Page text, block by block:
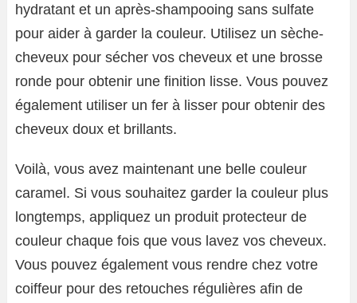
hydratant et un après-shampooing sans sulfate
pour aider à garder la couleur. Utilisez un sèche-
cheveux pour sécher vos cheveux et une brosse
ronde pour obtenir une finition lisse. Vous pouvez
également utiliser un fer à lisser pour obtenir des
cheveux doux et brillants.
Voilà, vous avez maintenant une belle couleur
caramel. Si vous souhaitez garder la couleur plus
longtemps, appliquez un produit protecteur de
couleur chaque fois que vous lavez vos cheveux.
Vous pouvez également vous rendre chez votre
coiffeur pour des retouches régulières afin de